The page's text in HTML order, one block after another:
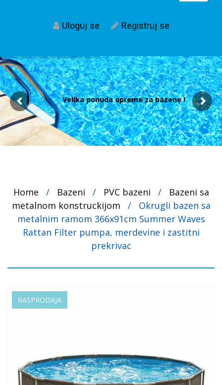
Uloguj se Registruj se
Velika ponuda opreme za bazene !
Home / Bazeni / PVC bazeni /
Bazeni sa
metalnom konstruckijom
/
Okrugli bazen sa
metalnim ramom 366x91cm Summer Waves
Rattan Filter pumpa, merdevine i zastitni
prekrivac
RASPRODAJA